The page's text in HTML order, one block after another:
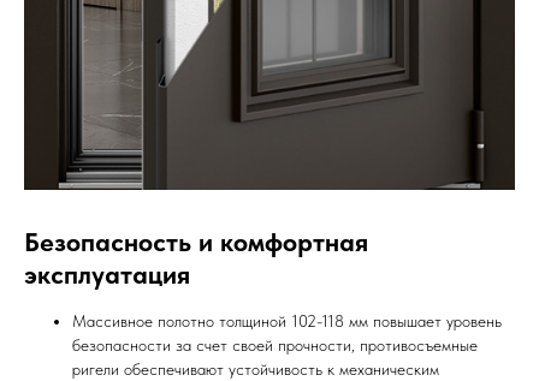
Безопасность и комфортная
эксплуатация
Массивное полотно толщиной 102-118 мм повышает уровень
безопасности за счет своей прочности, противосъемные
ригели обеспечивают устойчивость к механическим